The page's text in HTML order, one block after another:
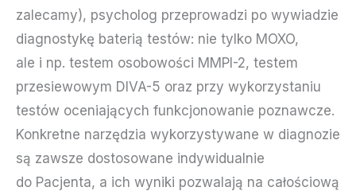
zalecamy), psycholog przeprowadzi po wywiadzie
diagnostykę baterią testów: nie tylko MOXO,
ale i np. testem osobowości MMPI-2, testem
przesiewowym DIVA-5 oraz przy wykorzystaniu
testów oceniających funkcjonowanie poznawcze.
Konkretne narzędzia wykorzystywane w diagnozie
są zawsze dostosowane indywidualnie
do Pacjenta, a ich wyniki pozwalają na całościową